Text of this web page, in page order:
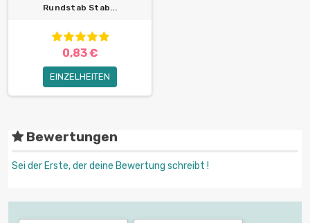
Rundstab Stab...
0,83 €
EINZELHEITEN
Bewertungen
Sei der Erste, der deine Bewertung schreibt !